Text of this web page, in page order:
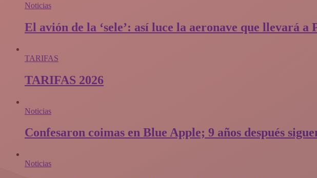
Noticias
El avión de la ‘sele’: así luce la aeronave que llevará a
TARIFAS
TARIFAS 2026
Noticias
Confesaron coimas en Blue Apple; 9 años después
Noticias